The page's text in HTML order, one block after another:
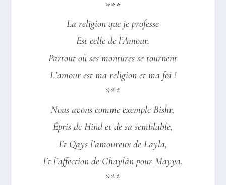
***
La religion que je professe
Est celle de l’Amour.
Partout où ses montures se tournent
L’amour est ma religion et ma foi !
***
Nous avons comme exemple Bishr,
Épris de Hind et de sa semblable,
Et Qays l’amoureux de Layla,
Et l’affection de Ghaylân pour Mayya.
***